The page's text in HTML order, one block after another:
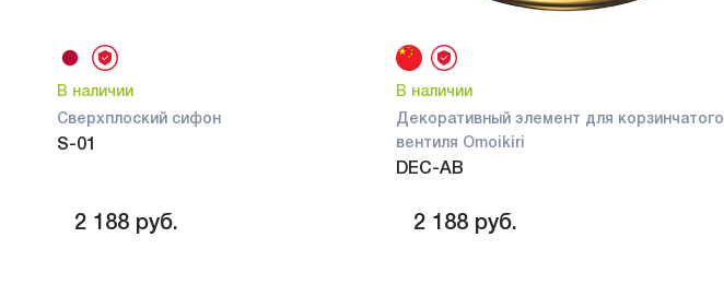
В наличии
Сверхплоский сифон
S-01
2 188 руб.
В наличии
Декоративный элемент для корзинчатого
вентиля Omoikiri
DEC-AB
2 188 руб.